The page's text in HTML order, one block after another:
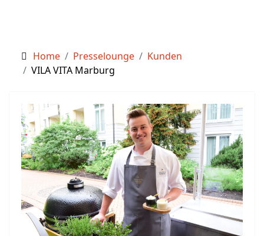
Home Presselounge
Kunden
VILA VITA Marburg